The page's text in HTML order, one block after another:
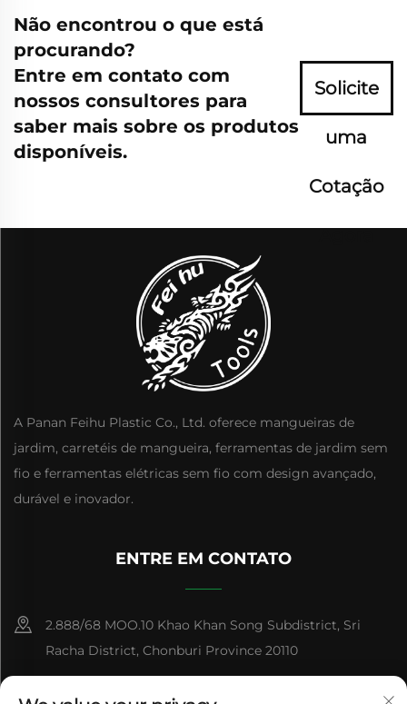
Não encontrou o que está
procurando?
Entre em contato com
nossos consultores para
saber mais sobre os produtos
disponíveis.
Solicite
uma
Cotação
Agora
A Panan Feihu Plastic Co., Ltd. oferece mangueiras de
jardim, carretéis de mangueira, ferramentas de jardim sem
fio e ferramentas elétricas sem fio com design avançado,
durável e inovador.
ENTRE EM CONTATO
2.888/68 MOO.10 Khao Khan Song Subdistrict, Sri
Racha District, Chonburi Province 20110